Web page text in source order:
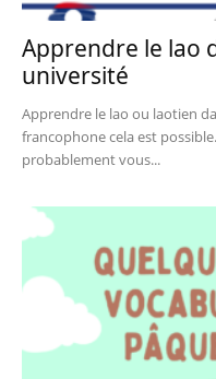
Apprendre le lao
université
Apprendre le lao ou laotien
francophone cela est
probablement vous...